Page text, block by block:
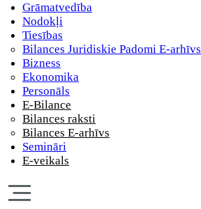
Grāmatvedība
Nodokļi
Tiesības
Bilances Juridiskie Padomi E-arhīvs
Bizness
Ekonomika
Personāls
E-Bilance
Bilances raksti
Bilances E-arhīvs
Semināri
E-veikals